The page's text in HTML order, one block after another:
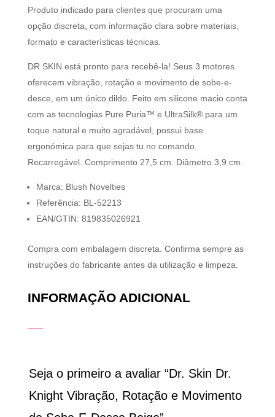
Produto indicado para clientes que procuram uma
opção discreta, com informação clara sobre materiais,
formato e características técnicas.
DR SKIN está pronto para recebê-la! Seus 3 motores
oferecem vibração, rotação e movimento de sobe-e-
desce, em um único dildo. Feito em silicone macio conta
com as tecnologias Pure Puria™ e UltraSilk® para um
toque natural e muito agradável, possui base
ergonómica para que sejas tu no comando.
Recarregável. Comprimento 27,5 cm. Diâmetro 3,9 cm.
Marca: Blush Novelties
Referência: BL-52213
EAN/GTIN: 819835026921
Compra com embalagem discreta. Confirma sempre as
instruções do fabricante antes da utilização e limpeza.
INFORMAÇÃO ADICIONAL
Seja o primeiro a avaliar “Dr. Skin Dr.
Knight Vibração, Rotação e Movimento